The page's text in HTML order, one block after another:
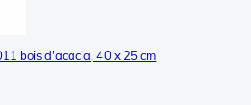
bois d'acacia, 40 x 25 cm